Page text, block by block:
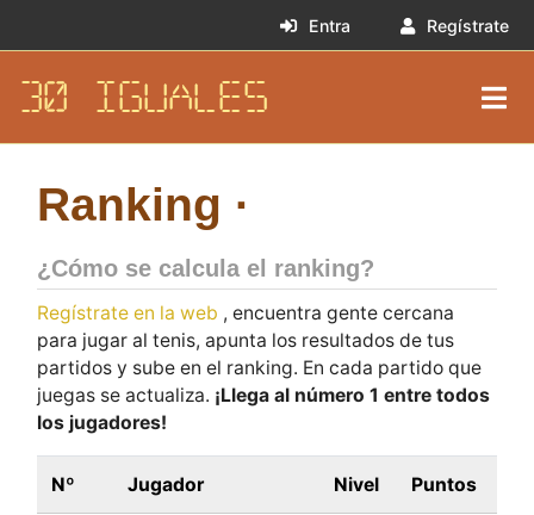
Entra Regístrate
30 IGUALES
Ranking ·
¿Cómo se calcula el ranking?
Regístrate en la web , encuentra gente cercana
para jugar al tenis, apunta los resultados de tus
partidos y sube en el ranking. En cada partido que
juegas se actualiza. ¡Llega al número 1 entre todos
los jugadores!
Nº Jugador Nivel Puntos